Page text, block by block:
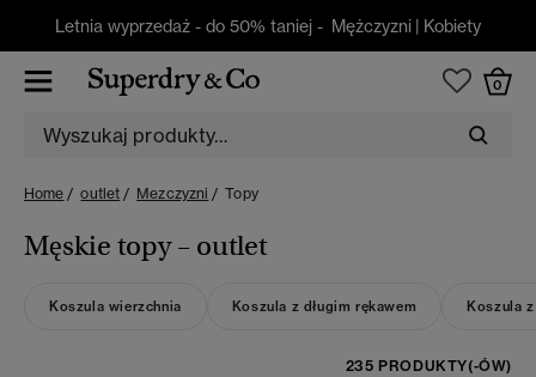
Letnia wyprzedaż - do 50% taniej - Mężczyzni | Kobiety
0
Home outlet Mezczyzni Topy
Męskie topy – outlet
Koszula wierzchnia Koszula z długim rękawem Koszula
235 PRODUKTY(-ÓW)